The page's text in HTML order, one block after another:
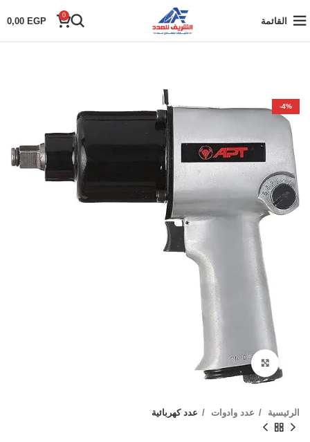
القائمة
0
0,00 EGP
-4%
Click to enlarge
الرئيسية عدد وادوات عدد كهربائية